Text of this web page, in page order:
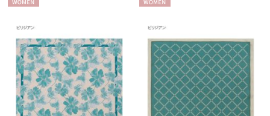
在庫表示
販売状況